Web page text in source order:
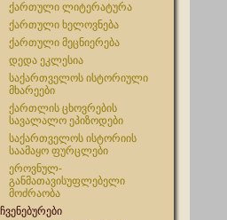
ქართული ლიტერატურა
ქართული ხელოვნება
ქართული მეცნიერება
დედა ეკლესია
საქართველოს ისტორიული
მხარეები
ქართლის ცხოვრების
სავალალო ეპიზოდები
საქართველოს ისტორიის
საამაყო ფურცლები
ეროვნულ-
განმათავისუფლებელი
მოძრაობა
ჩვენებურები